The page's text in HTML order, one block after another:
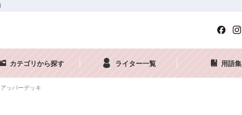
カテゴリから探す ライター一覧 用語集
アッパーデッキ